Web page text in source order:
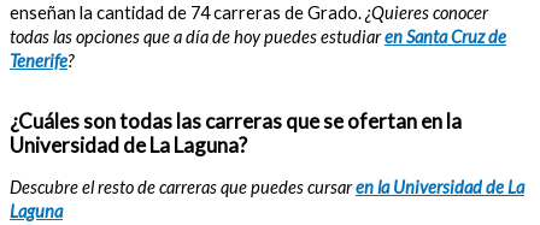
enseñan la cantidad de 74 carreras de Grado.¿Quieres conocer
todas las opciones que a día de hoy puedes estudiaren Santa Cruz de
Tenerife?
¿Cuáles son todas las carreras que se ofertan en la
Universidad de La Laguna?
Descubre el resto de carreras que puedes cursaren la Universidad de La
Laguna